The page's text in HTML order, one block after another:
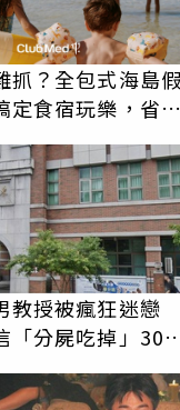
抓？全包式海島
定食宿玩樂，省
教授被瘋狂迷
「分屍吃掉」30